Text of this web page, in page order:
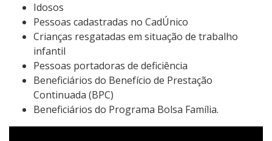
Idosos
Pessoas cadastradas no CadÚnico
Crianças resgatadas em situação de trabalho
infantil
Pessoas portadoras de deficiência
Beneficiários do Benefício de Prestação
Continuada (BPC)
Beneficiários do Programa Bolsa Família.